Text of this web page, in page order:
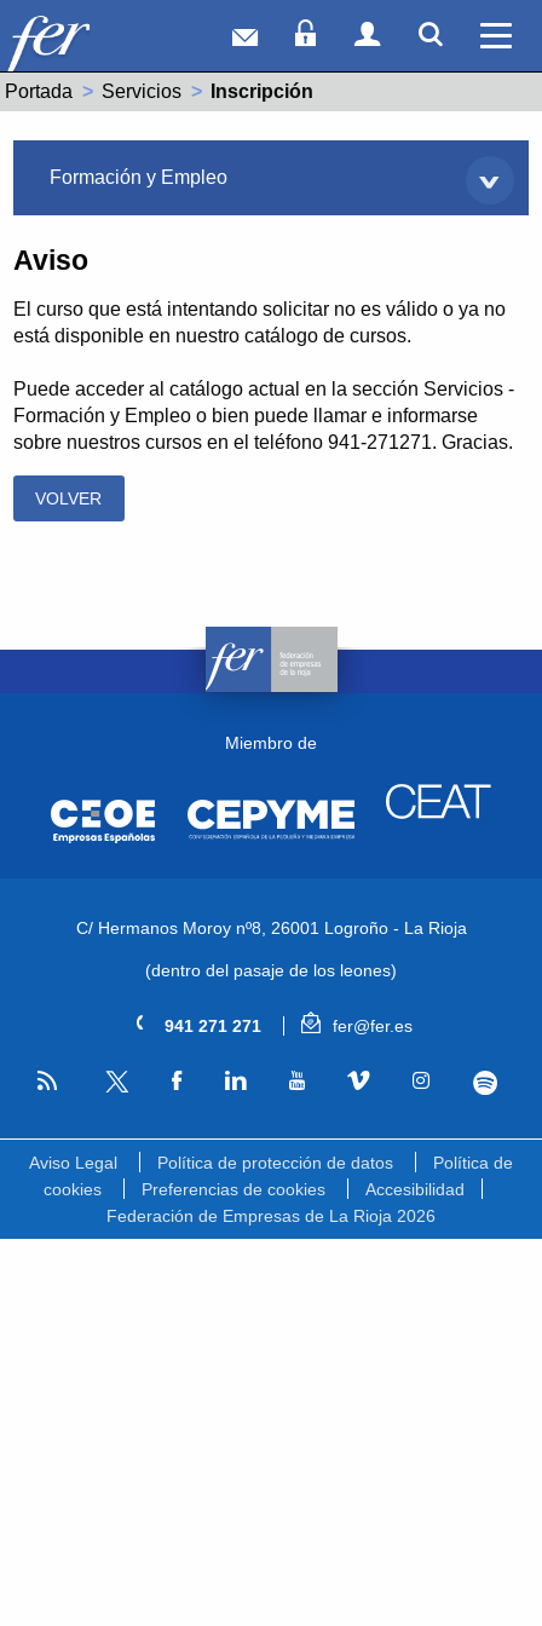
Correo webAcceso Socios
Acceso
Portada Servicios Actual:
Inscripción
Formación y Empleo
Aviso
El curso que está intentando solicitar no es válido o ya no
está disponible en nuestro catálogo de cursos.
Puede acceder al catálogo actual en la sección Servicios -
Formación y Empleo o bien puede llamar e informarse
sobre nuestros cursos en el teléfono 941-271271. Gracias.
VOLVER
Miembro de
C/ Hermanos Moroy nº8, 26001 Logroño - La Rioja
(dentro del pasaje de los leones)
941 271 271 fer@fer.es
RSS
Aviso Legal Política de protección de datos
Política de
cookies
Preferencias de cookies
Accesibilidad
Federación de Empresas de La Rioja 2026